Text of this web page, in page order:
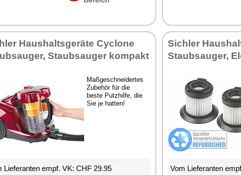
Haushaltsgeräte Cyclone
Staubsauger kompakt
Maßgeschneidertes
Zubehör für die
beste Putzhilfe, die
Sie je hatten!
Lieferanten empf. VK: CHF 29.95
Sichler
Staubsauger,
Vom Lieferanten